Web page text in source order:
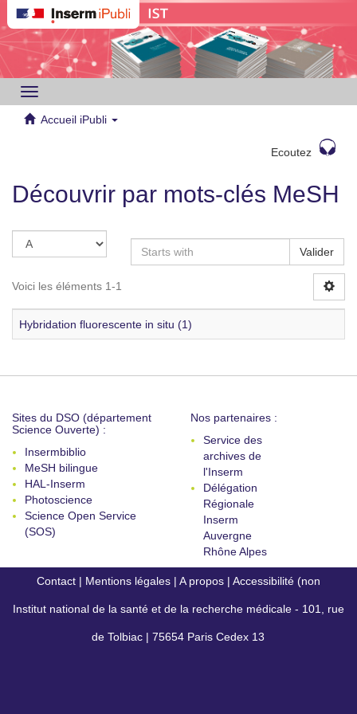
Toggle
navigation
Accueil iPubli
Ecoutez
Découvrir par mots-clés MeSH
Valider
Voici les éléments 1-1
Hybridation fluorescente in situ (1)
Sites du DSO (département
Science Ouverte) :
Insermbiblio
MeSH bilingue
HAL-Inserm
Photoscience
Science Open Service
(SOS)
Nos partenaires :
Service des
archives de
l'Inserm
Délégation
Régionale
Inserm
Auvergne
Rhône Alpes
Contact | Mentions légales | A propos | Accessibilité (non
conforme)
Institut national de la santé et de la recherche médicale - 101, rue
de Tolbiac | 75654 Paris Cedex 13